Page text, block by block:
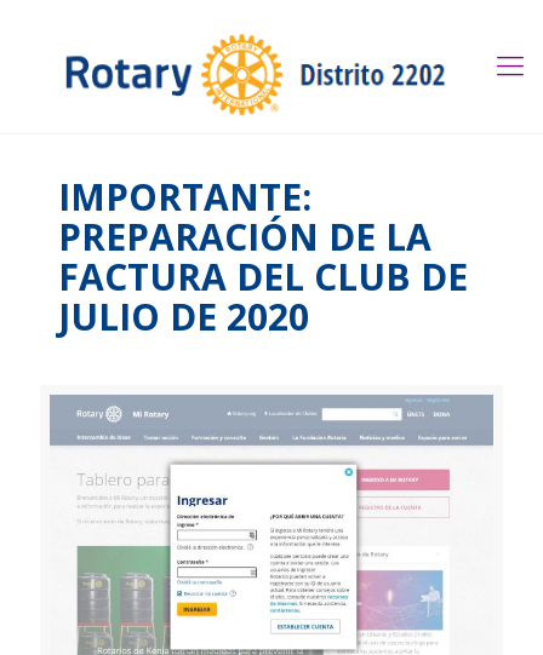
IMPORTANTE:
PREPARACIÓN DE LA
FACTURA DEL CLUB DE
JULIO DE 2020